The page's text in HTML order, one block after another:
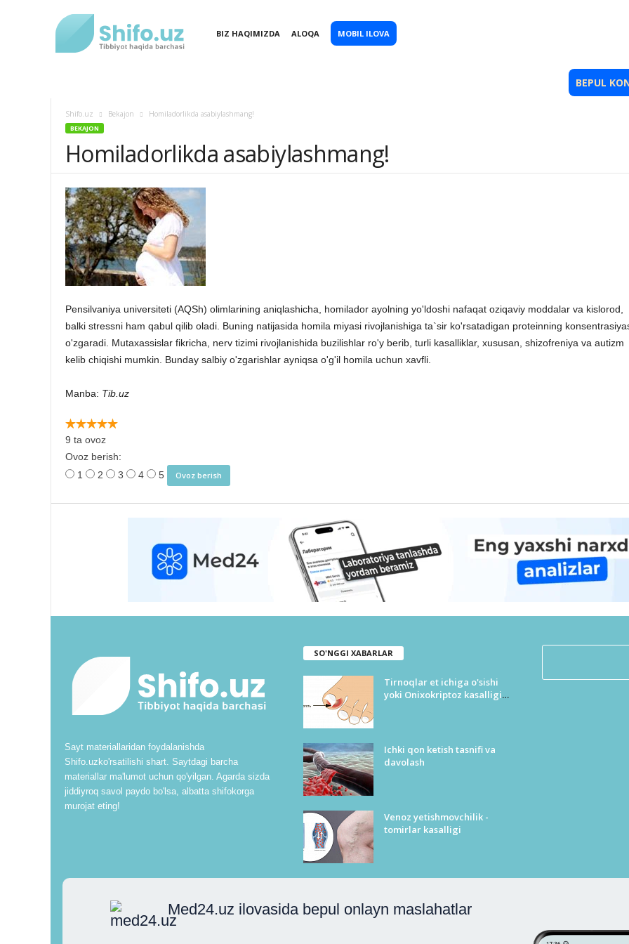
BIZ HAQIMIZDA ALOQA MOBIL ILOVA
BEPUL
Shifo.uz Bekajon Homiladorlikda asabiylashmang!
BEKAJON
Homiladorlikda asabiylashmang!
Pensilvaniya universiteti (AQSh) olimlarining aniqlashicha, homilador ayolning yo'ldoshi nafaqat oziqaviy moddalar va kislorod,
balki stressni ham qabul qilib oladi. Buning natijasida homila miyasi rivojlanishiga ta`sir ko'rsatadigan proteinning
o'zgaradi. Mutaxassislar fikricha, nerv tizimi rivojlanishida buzilishlar ro'y berib, turli kasalliklar, xususan, shizofreniya va autizm
kelib chiqishi mumkin. Bunday salbiy o'zgarishlar ayniqsa o'g'il homila uchun xavfli.
Manba: Tib.uz
9 ta ovoz
Ovoz berish:
1
2 3 4 5
Sayt materiallaridan foydalanishda
Shifo.uzko'rsatilishi shart. Saytdagi barcha
materiallar ma'lumot uchun qo'yilgan. Agarda sizda
jiddiyroq savol paydo bo'lsa, albatta shifokorga
murojat eting!
SO'NGGI XABARLAR
Tirnoqlar et ichiga o'sishi
yoki Onixokriptoz kasalligi
Ichki qon ketish tasnifi va
davolash
Venoz yetishmovchilik -
tomirlar kasalligi
Med24.uz ilovasida bepul onlayn maslahatlar